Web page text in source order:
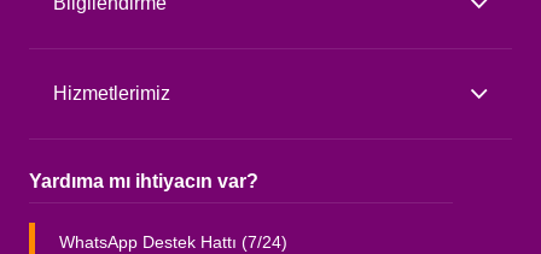
Hizmetlerimiz
Yardıma mı ihtiyacın var?
WhatsApp Destek Hattı (7/24)